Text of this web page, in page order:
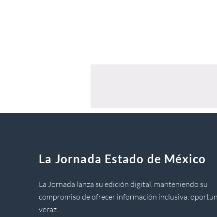
La Jornada Estado de México
La Jornada lanza su edición digital, manteniendo su
compromiso de ofrecer información inclusiva,
veraz.